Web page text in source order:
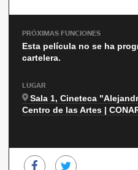
PRÓXIMAS FUNCIONES
Esta película no se ha
cartelera.
LUGAR
Sala 1, Cineteca
Centro de las Artes |